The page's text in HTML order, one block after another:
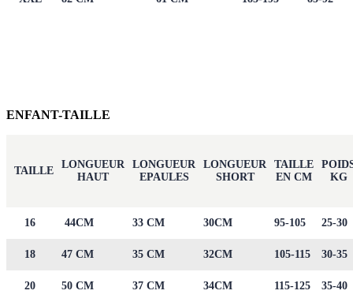
ENFANT-TAILLE
TAILLE
LONGUEUR
HAUT
LONGUEUR
EPAULES
LONGUEUR
SHORT
TAILLE
EN CM
KG
16 44CM 33 CM 30CM 95-105 25-30
18 47 CM 35 CM 32CM 105-115 30-35
20 50 CM 37 CM 34CM 115-125 35-40